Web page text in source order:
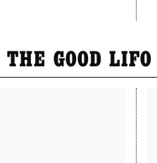
THE GOOD LIFO